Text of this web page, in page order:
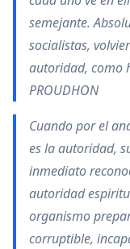
semejante.
socialistas,
autoridad, como
PROUDHON
Cuando por el
es la autoridad,
inmediato
autoridad
organismo
corruptible,